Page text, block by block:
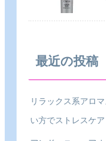
最近の投稿
リラックス系アロ
い方でストレスケア